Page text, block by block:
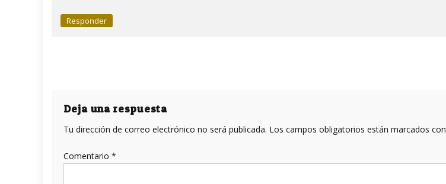
Responder
Deja una respuesta
Tu dirección de correo electrónico no será publicada. Los campos obligatorios están marcados con
Comentario *